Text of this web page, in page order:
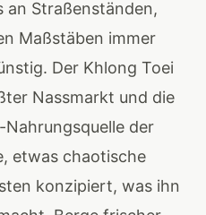
an Straßenständen,
Maßstäben immer
Der Khlong Toei
Nassmarkt und die
der
etwas chaotische
konzipiert, was ihn